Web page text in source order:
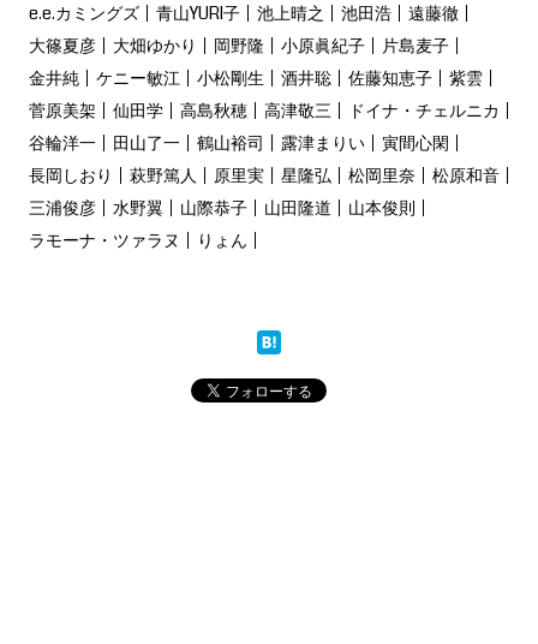
e.e.カミングズ 青山YURI子 池上晴之 池田浩
遠藤徹
大篠夏彦
大畑ゆかり 岡野隆 小原眞紀子
片島麦子
金井純
ケニー敏江 小松剛生 酒井聡 佐藤知恵子
紫雲
菅原美架
仙田学 高島秋穂 高津敬三
ドイナ・チェルニカ
谷輪洋一
田山了一 鶴山裕司 露津まりい
寅間心閑
長岡しおり
萩野篤人 原里実 星隆弘 松岡里奈
松原和音
三浦俊彦
水野翼 山際恭子 山田隆道
山本俊則
ラモーナ・ツァラヌ
りょん